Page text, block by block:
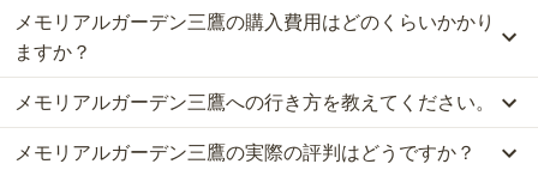
だ、三方を住宅に囲まれているため、やや圧迫感を感じます。ま
た、武蔵境通りは交通量が多く、霊園と道路との距離が近いことか
ら、車が通る音が少々気になります。震災後、より安定性の高い洋
風の墓石が人気とのことで、園内の墓石の多くが洋風となっていま
す。ただ、この場所の地盤は強固で、震災の時に洋風墓石も和風墓
石も倒れることはなかったとのことです。
メモリアルガーデン三鷹の購入費用はどのくらいかかり
ますか？
メモリアルガーデン三鷹では、一般墓が約305.5万円からお求めい
ただけます。
なお、メモリアルガーデン三鷹がある東京都の相場は、一般墓が約
メモリアルガーデン三鷹への行き方を教えてください。
公共交通機関の場合、JR中央線「武蔵境駅」南口からバスに乗車、
メモリアルガーデン三鷹の実際の評判はどうですか？